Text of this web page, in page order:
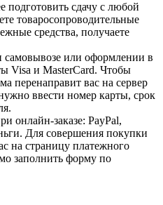
подготовить сдачу с любой
товаросопроводительные
средства, получаете
самовывозе или оформлении в
Visa и MasterCard. Чтобы
перенаправит вас на сервер
ввести номер карты, срок
онлайн-заказе: PayPal,
Для совершения покупки
на страницу платежного
заполнить форму по